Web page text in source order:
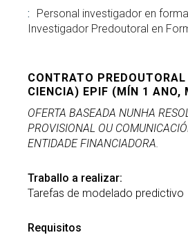
Personal investigador en
Investigador Predoutoral en
CONTRATO
CIENCIA) EPIF (MÍN 1 ANO,
OFERTA BASEADA NUNHA
PROVISIONAL OU
ENTIDADE FINANCIADORA.
Traballo a realizar:
Tarefas de modelado predictivo
Requisitos